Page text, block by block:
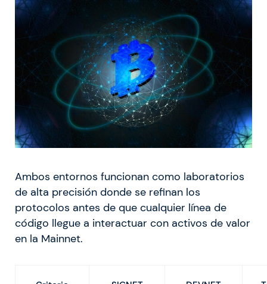
Ambos entornos funcionan como laboratorios
de alta precisión donde se refinan los
protocolos antes de que cualquier línea de
código llegue a interactuar con activos de valor
en la Mainnet.